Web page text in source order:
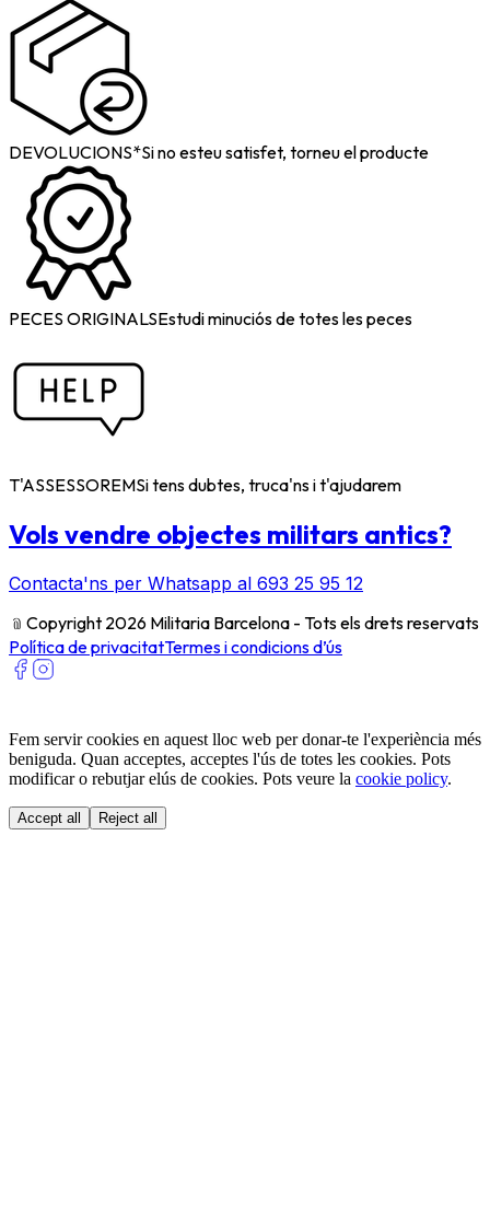
DEVOLUCIONS*Si no esteu satisfet, torneu el producte
PECES ORIGINALSEstudi minuciós de totes les peces
T'ASSESSOREMSi tens dubtes, truca'ns i t'ajudarem
Vols vendre objectes militars antics?
Contacta'ns per Whatsapp al 693 25 95 12
﹫ Copyright 2026 Militaria Barcelona - Tots els drets reservats
Política de privacitatTermes i condicions d’ús
Fem servir cookies en aquest lloc web per donar-te l'experiència més
beniguda. Quan acceptes, acceptes l'ús de totes les cookies. Pots
modificar o rebutjar elús de cookies. Pots veure la cookie policy.
Accept all Reject all